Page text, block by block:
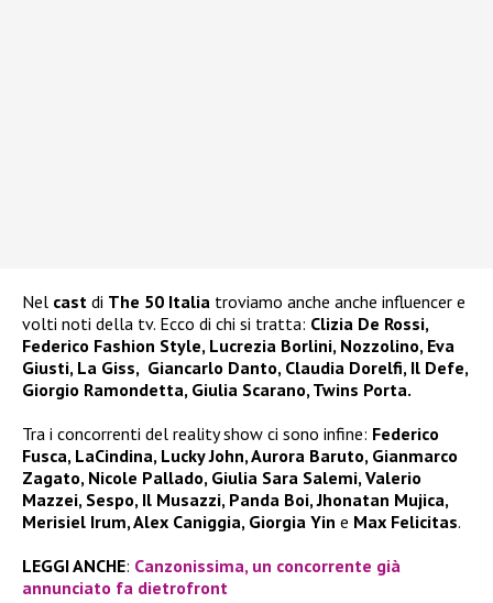
Nel cast di The 50 Italia troviamo anche anche influencer e
volti noti della tv. Ecco di chi si tratta: Clizia De Rossi,
Federico Fashion Style, Lucrezia Borlini, Nozzolino, Eva
Giusti, La Giss, Giancarlo Danto, Claudia Dorelfi, Il Defe,
Giorgio Ramondetta, Giulia Scarano, Twins Porta.
Tra i concorrenti del reality show ci sono infine: Federico
Fusca, LaCindina, Lucky John, Aurora Baruto, Gianmarco
Zagato, Nicole Pallado, Giulia Sara Salemi, Valerio
Mazzei, Sespo, Il Musazzi, Panda Boi, Jhonatan Mujica,
Merisiel Irum, Alex Caniggia, Giorgia Yin e Max Felicitas.
LEGGI ANCHE: Canzonissima, un concorrente già
annunciato fa dietrofront